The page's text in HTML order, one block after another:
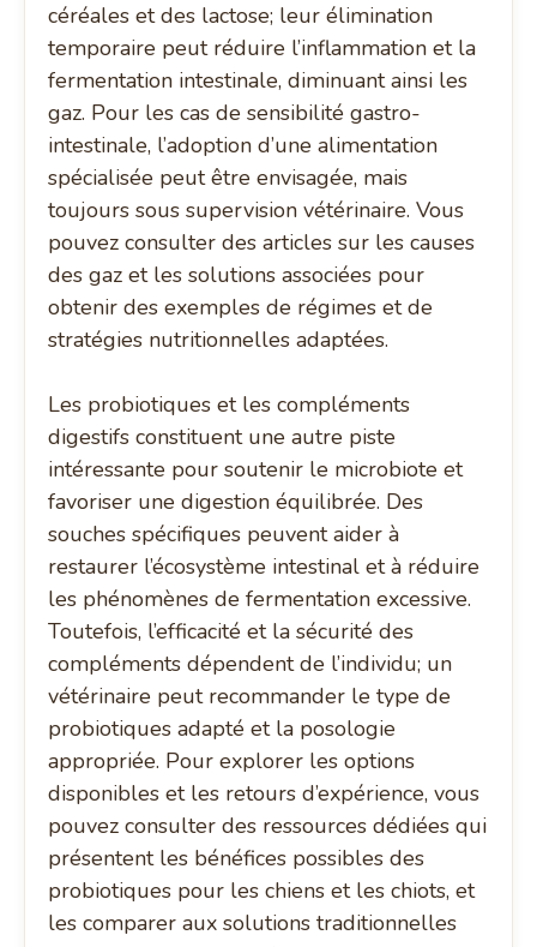
céréales et des lactose; leur élimination
temporaire peut réduire l’inflammation et la
fermentation intestinale, diminuant ainsi les
gaz. Pour les cas de sensibilité gastro-
intestinale, l’adoption d’une alimentation
spécialisée peut être envisagée, mais
toujours sous supervision vétérinaire. Vous
pouvez consulter des articles sur les causes
des gaz et les solutions associées pour
obtenir des exemples de régimes et de
stratégies nutritionnelles adaptées.
Les probiotiques et les compléments
digestifs constituent une autre piste
intéressante pour soutenir le microbiote et
favoriser une digestion équilibrée. Des
souches spécifiques peuvent aider à
restaurer l’écosystème intestinal et à réduire
les phénomènes de fermentation excessive.
Toutefois, l’efficacité et la sécurité des
compléments dépendent de l’individu; un
vétérinaire peut recommander le type de
probiotiques adapté et la posologie
appropriée. Pour explorer les options
disponibles et les retours d’expérience, vous
pouvez consulter des ressources dédiées qui
présentent les bénéfices possibles des
probiotiques pour les chiens et les chiots, et
les comparer aux solutions traditionnelles